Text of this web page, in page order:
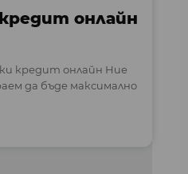
онлайн
кредит онлайн Ние
да бъде максимално